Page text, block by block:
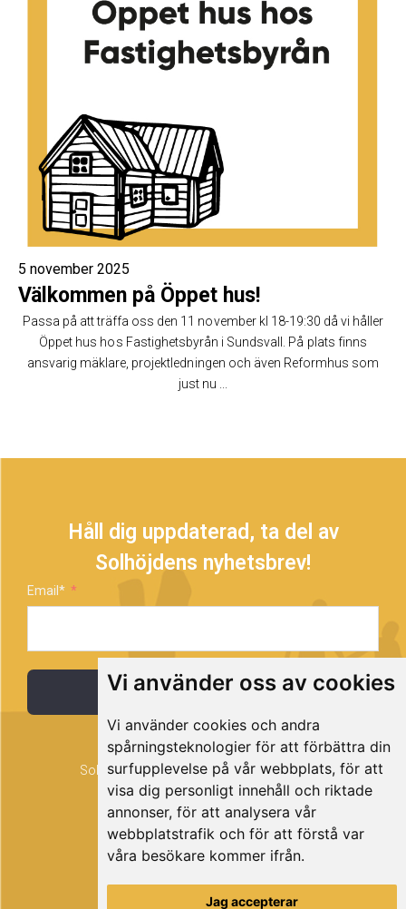
Vi använder oss av cookies
Vi använder cookies och andra
spårningsteknologier för att förbättra din
surfupplevelse på vår webbplats, för att
visa dig personligt innehåll och riktade
annonser, för att analysera vår
webbplatstrafik och för att förstå var
våra besökare kommer ifrån.
Jag accepterar
5 november 2025
Välkommen på Öppet hus!
Passa på att träffa oss den 11 november kl 18-19:30 då vi håller
Öppet hus hos Fastighetsbyrån i Sundsvall. På plats finns
ansvarig mäklare, projektledningen och även Reformhus som
just nu ...
Håll dig uppdaterad, ta del av
Solhöjdens nyhetsbrev!
Email*
Prenumerera
Solhöjden är ett projekt som drivs av Timrå
kommun.